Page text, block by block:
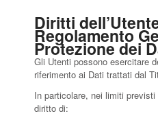
Diritti
Regolamento
Protezione dei
Gli Utenti possono esercitare
riferimento ai Dati trattati dal
In particolare, nei limiti previsti
diritto di: